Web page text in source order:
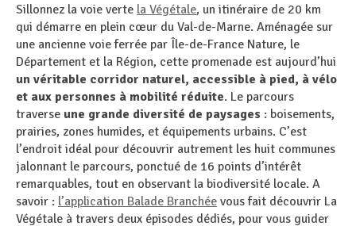
Sillonnez la voie verte la Végétale, un itinéraire de 20 km
qui démarre en plein cœur du Val-de-Marne. Aménagée sur
une ancienne voie ferrée par Île-de-France Nature, le
Département et la Région, cette promenade est aujourd’hui
un véritable corridor naturel, accessible à pied, à vélo
et aux personnes à mobilité réduite. Le parcours
traverse une grande diversité de paysages : boisements,
prairies, zones humides, et équipements urbains. C’est
l’endroit idéal pour découvrir autrement les huit communes
jalonnant le parcours, ponctué de 16 points d’intérêt
remarquables, tout en observant la biodiversité locale. A
savoir : l’application Balade Branchée vous fait découvrir La
Végétale à travers deux épisodes dédiés, pour vous guider